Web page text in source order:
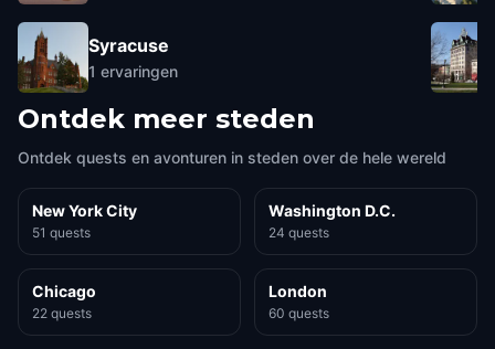
Syracuse
1 ervaringen
Ontdek meer steden
Ontdek quests en avonturen in steden over de hele wereld
New York City
51 quests
Washington D.C.
24 quests
Chicago
22 quests
London
60 quests